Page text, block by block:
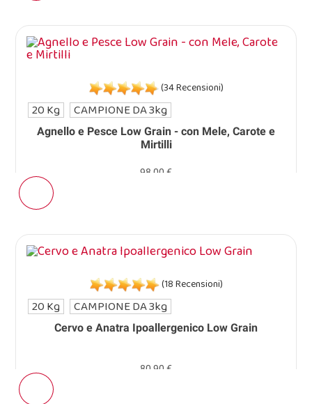
Agnello e Pesce Low Grain - con Mele, Carote e
Mirtilli
(34 Recensioni)
98,00 €
20 Kg CAMPIONE DA 3kg
Cervo e Anatra Ipoallergenico Low Grain
(18 Recensioni)
80,90 €
20 Kg CAMPIONE DA 3kg